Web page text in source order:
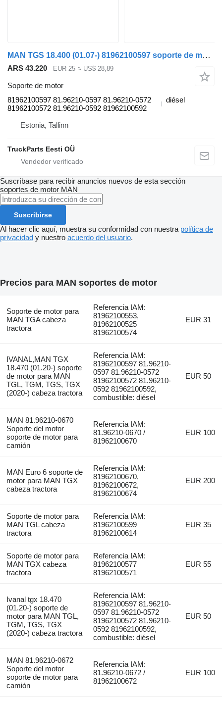
MAN TGS 18.400 (01.07-) 81962100597 soporte de motor para MAN TGL, TGM, TGS, TGX (2005-2021) cabeza tractora
ARS 43.220 EUR 25 ≈ US$ 28,89
Soporte de motor
81962100597 81.96210-0597 81.96210-0572
81962100572 81.96210-0592 81962100592
diésel
Estonia, Tallinn
TruckParts Eesti OÜ
Suscríbase para recibir anuncios nuevos de esta sección
soportes de motor MAN
Suscribirse
Al hacer clic aquí, muestra su conformidad con nuestra política de
privacidad y nuestro acuerdo del usuario.
Precios para MAN soportes de motor
Soporte de motor para
MAN TGA cabeza
tractora
Referencia IAM:
81962100553,
81962100525
81962100574
EUR 31
IVANAL,MAN TGX
18.470 (01.20-) soporte
de motor para MAN
TGL, TGM, TGS, TGX
(2020-) cabeza tractora
Referencia IAM:
81962100597 81.96210-
0597 81.96210-0572
81962100572 81.96210-
0592 81962100592,
combustible: diésel
EUR 50
MAN 81.96210-0670
Soporte del motor
soporte de motor para
camión
Referencia IAM:
81.96210-0670 /
81962100670
EUR 100
MAN Euro 6 soporte de
motor para MAN TGX
cabeza tractora
Referencia IAM:
81962100670,
81962100672,
81962100674
EUR 200
Soporte de motor para
MAN TGL cabeza
tractora
Referencia IAM:
81962100599
81962100614
EUR 35
Soporte de motor para
MAN TGX cabeza
tractora
Referencia IAM:
81962100577
81962100571
EUR 55
Ivanal tgx 18.470
(01.20-) soporte de
motor para MAN TGL,
TGM, TGS, TGX
(2020-) cabeza tractora
Referencia IAM:
81962100597 81.96210-
0597 81.96210-0572
81962100572 81.96210-
0592 81962100592,
combustible: diésel
EUR 50
MAN 81.96210-0672
Soporte del motor
soporte de motor para
camión
Referencia IAM:
81.96210-0672 /
81962100672
EUR 100